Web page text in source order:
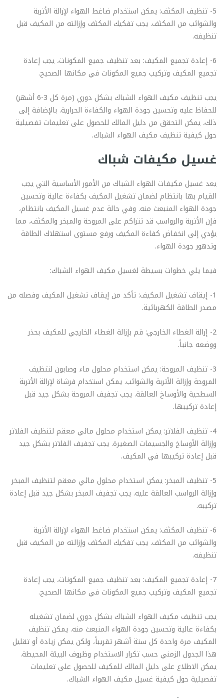
5- تنظيف المكثف: يمكن استخدام ضاغط الهواء لإزالة الأتربة
والشوائب من المكثف. يجب تفكيك المكثف وإزالته من المكيف قبل
تنظيفه.
6- إعادة تجميع المكيف: بعد تنظيف جميع المكونات، يجب إعادة
تجميع المكيف وتركيب جميع المكونات في مكانها الصحيح.
يجب تنظيف مكيف الهواء الشباك بشكل دوري (مرة كل 3-6 أشهر)
للحفاظ عليه وتحسين جودة الهواء والكفاءة الحرارية. بالإضافة إلى
ذلك، يمكن التحقق من دليل المالك للحصول على تعليمات تفصيلية
حول كيفية تنظيف مكيف الهواء الشباك.
غسيل مكيفات شباك
يعد غسيل مكيفات الهواء الشباك من الأمور الأساسية التي يجب
القيام بها بانتظام لضمان تشغيل المكيف بكفاءة عالية وتحسين
جودة الهواء المنبعث منه. وفي حالة عدم غسيل المكيف بانتظام،
فإن الأتربة والرواسب قد تتراكم على المروحة والمبخر والمكثف، مما
يؤدي إلى انخفاض كفاءة المكيف ورفع مستوى استهلاك الطاقة
وتدهور جودة الهواء.
فيما يلي خطوات بسيطة لغسيل مكيف الهواء الشباك:
1- إيقاف تشغيل المكيف: تأكد من إيقاف تشغيل المكيف وفصله من
مصدر الطاقة الكهربائية.
2- إزالة الغطاء الخارجي: قم بإزالة الغطاء الخارجي للمكيف بحذر
ووضعه جانباً.
3- تنظيف المروحة: يمكن استخدام محلول ماء وصابون لتنظيف
المروحة وإزالة الأتربة والشوائب. يمكن استخدام فرشاة لإزالة الأتربة
السطحية والأوساخ العالقة. يجب تجفيف المروحة بشكل جيد قبل
إعادة تركيبها.
4- تنظيف الفلاتر: يمكن استخدام محلول مائي معقم لتنظيف الفلاتر
وإزالة الأوساخ والجسيمات الصغيرة. يجب تجفيف الفلاتر بشكل جيد
قبل إعادة تركيبها في المكيف.
5- تنظيف المبخر: يمكن استخدام محلول مائي معقم لتنظيف المبخر
وإزالة الرواسب العالقة عليه. يجب تجفيف المبخر بشكل جيد قبل إعادة
تركيبه.
6- تنظيف المكثف: يمكن استخدام ضاغط الهواء لإزالة الأتربة
والشوائب من المكثف. يجب تفكيك المكثف وإزالته من المكيف قبل
تنظيفه.
7- إعادة تجميع المكيف: بعد تنظيف جميع المكونات، يجب إعادة
تجميع المكيف وتركيب جميع المكونات في مكانها الصحيح.
يجب تنظيف مكيف الهواء الشباك بشكل دوري لضمان تشغيله
بكفاءة عالية وتحسين جودة الهواء المنبعث منه. يمكن تنظيف
المكيف مرة واحدة كل ستة أشهر تقريباً، ولكن يمكن زيادة أو تقليل
هذا الجدول الزمني حسب تكرار الاستخدام وظروف البيئة المحيطة.
يمكن الاطلاع على دليل المالك للمكيف للحصول على تعليمات
تفصيلية حول كيفية غسيل مكيف الهواء الشباك.